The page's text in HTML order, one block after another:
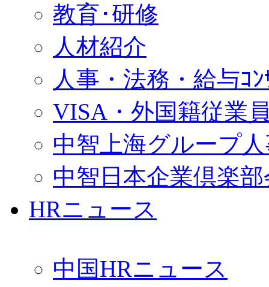
教育･研修
人材紹介
人事・法務・給与ｺﾝ
VISA・外国籍従業
中智上海グループ
中智日本企業倶楽
HRニュース
中国HRニュース